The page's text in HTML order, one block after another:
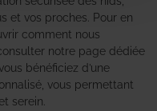
et vos proches. Pour en
comment nous
notre page dédiée
bénéficiez d’une
vous permettant
serein.